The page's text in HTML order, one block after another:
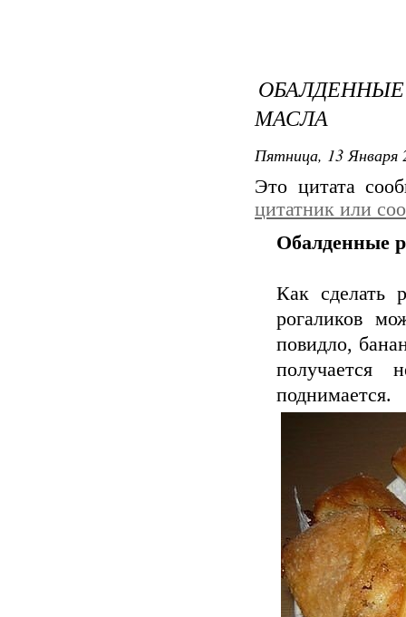
МАСЛА
Пятница, 13 Января
Это цитата
цитатник или
Обалденные
Как сделать
рогаликов
повидло,
получается
поднимается.